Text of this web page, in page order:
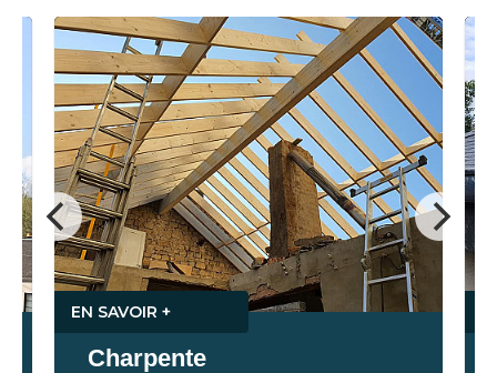
EN SAVOIR +
Charpente